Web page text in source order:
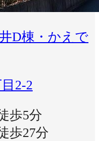
D棟・かえで
2-2
歩5分
歩27分